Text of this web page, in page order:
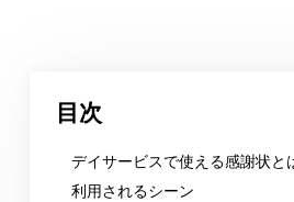
目次
デイサービスで使える感謝状と
利用されるシーン